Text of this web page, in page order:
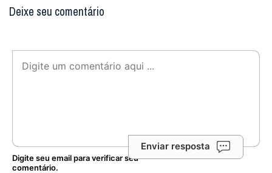
Deixe seu comentário
Enviar resposta
Digite seu email para verificar seu
comentário.